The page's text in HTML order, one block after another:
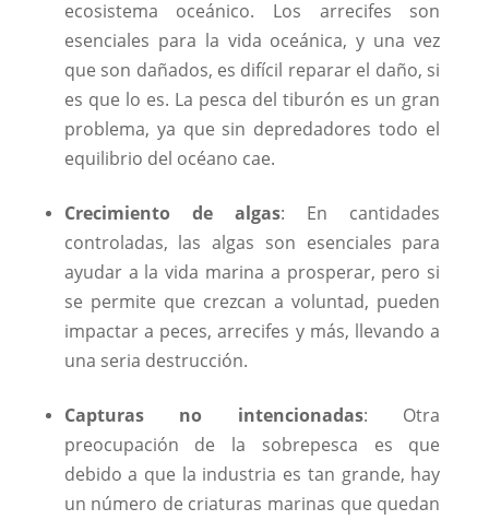
ecosistema oceánico. Los arrecifes son
esenciales para la vida oceánica, y una vez
que son dañados, es difícil reparar el daño, si
es que lo es. La pesca del tiburón es un gran
problema, ya que sin depredadores todo el
equilibrio del océano cae.
Crecimiento de algas: En cantidades
controladas, las algas son esenciales para
ayudar a la vida marina a prosperar, pero si
se permite que crezcan a voluntad, pueden
impactar a peces, arrecifes y más, llevando a
una seria destrucción.
Capturas no intencionadas: Otra
preocupación de la sobrepesca es que
debido a que la industria es tan grande, hay
un número de criaturas marinas que quedan